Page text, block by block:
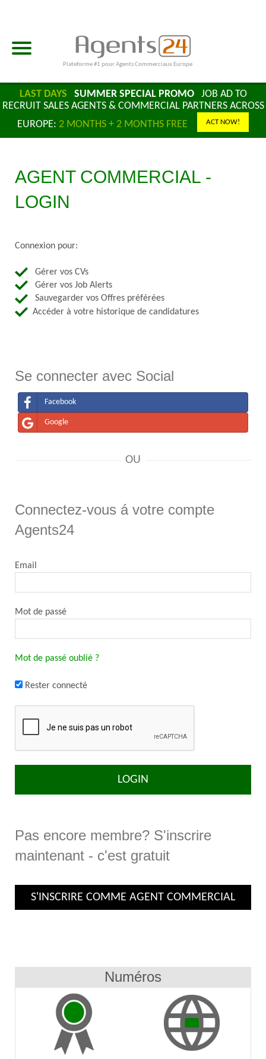
Plateforme #1 pour Agents Commerciaux Europe
LAST DAYS SUMMER SPECIAL PROMOJOB AD TO
RECRUIT SALES AGENTS & COMMERCIAL PARTNERS ACROSS
EUROPE: 2 MONTHS + 2 MONTHS FREE ACT NOW!
AGENT COMMERCIAL -
LOGIN
Connexion pour:
Gérer vos CVs
Gérer vos Job Alerts
Sauvegarder vos Offres préférées
Accéder à votre historique de candidatures
Se connecter avec Social
Facebook
Google
OU
Connectez-vous á votre compte
Agents24
Email
Mot de passé
Mot de passé oublié ?
Rester connecté
Pas encore membre? S'inscrire
maintenant - c'est gratuit
S'INSCRIRE COMME AGENT COMMERCIAL
Numéros